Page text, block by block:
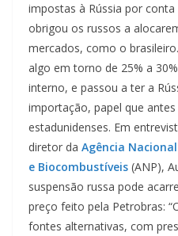
impostas à Rússia por
obrigou os russos a
mercados, como o
algo em torno de 25% a
interno, e passou a ter a
importação, papel que
estadunidenses. Em
diretor da Agência
e Biocombustíveis (ANP),
suspensão russa pode
preço feito pela Petrobras:
fontes alternativas, com